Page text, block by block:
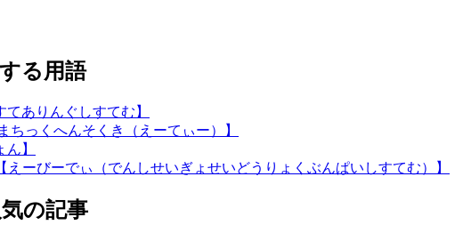
る用語
ありんぐしすてむ】
っくへんそくき（えーてぃー）】
】
ーびーでぃ（でんしせいぎょせいどうりょくぶんぱいしすてむ）】
の記事